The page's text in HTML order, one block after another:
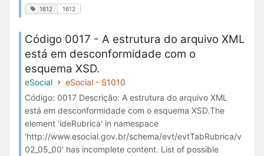
1612 1612
Código 0017 - A estrutura do arquivo XML
está em desconformidade com o
esquema XSD.
eSocial
eSocial - S1010
Código: 0017 Descrição: A estrutura do arquivo XML
está em desconformidade com o esquema XSD.The
element 'ideRubrica' in namespace
'http://www.esocial.gov.br/schema/evt/evtTabRubrica/v
02_05_00' has incomplete content. List of possible